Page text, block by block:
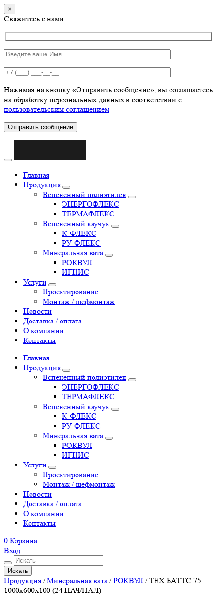
×
Свяжитесь с нами
Нажимая на кнопку «Отправить сообщение», вы соглашаетесь
на обработку персональных данных в соответствии с
пользовательским соглашением
Отправить сообщение
Главная
Продукция
Вспененный полиэтилен
ЭНЕРГОФЛЕКС
ТЕРМАФЛЕКС
Вспененный каучук
К-ФЛЕКС
РУ-ФЛЕКС
Минеральная вата
РОКВУЛ
ИГНИС
Услуги
Проектирование
Монтаж / шефмонтаж
Новости
Доставка / оплата
О компании
Контакты
Главная
Продукция
Вспененный полиэтилен
ЭНЕРГОФЛЕКС
ТЕРМАФЛЕКС
Вспененный каучук
К-ФЛЕКС
РУ-ФЛЕКС
Минеральная вата
РОКВУЛ
ИГНИС
Услуги
Проектирование
Монтаж / шефмонтаж
Новости
Доставка / оплата
О компании
Контакты
0 Корзина
Вход
Искать
Продукция /Минеральная вата /РОКВУЛ /ТЕХ БАТТС 75
1000x600x100 (24 ПАЧ/ПАЛ)